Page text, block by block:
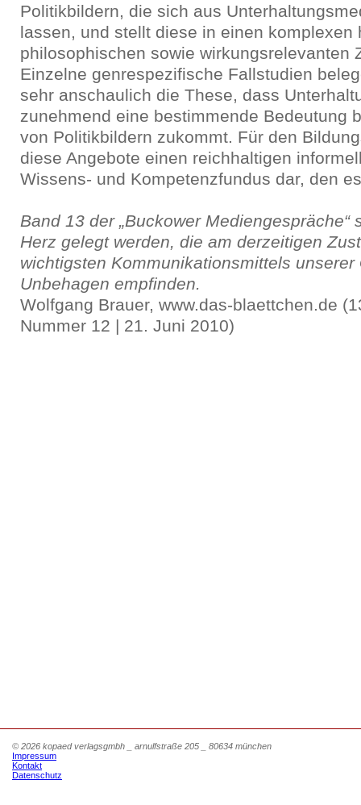
Politikbildern, die sich aus
lassen, und stellt diese in einen komplexen
philosophischen sowie wirkungsrelevanten
Einzelne genrespezifische Fallstudien
sehr anschaulich die These, dass
zunehmend eine bestimmende Bedeutung
von Politikbildern zukommt. Für den
diese Angebote einen reichhaltigen
Wissens- und Kompetenzfundus dar, den
Band 13 der „Buckower Mediengespräche“
Herz gelegt werden, die am derzeitigen
wichtigsten Kommunikationsmittels unserer
Unbehagen empfinden.
Wolfgang Brauer, www.das-blaettchen.de
Nummer 12 | 21. Juni 2010)
© 2026 kopaed verlagsgmbh _ arnulfstraße 205 _ 80634 münchen
Impressum
Kontakt
Datenschutz